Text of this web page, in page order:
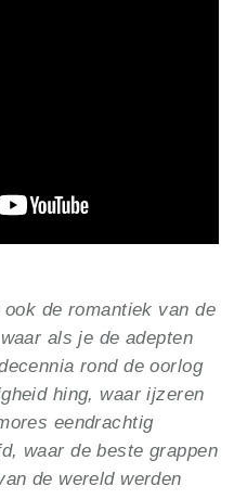
de romantiek van de
als je de adepten
rond de oorlog
hing, waar ijzeren
eendrachtig
waar de beste grappen
de wereld werden